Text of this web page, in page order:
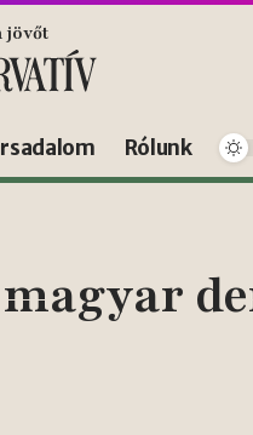
jövőt
Rólunk